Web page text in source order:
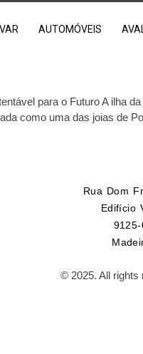
AUTOMÓVEIS
para o Futuro A ilha
como uma das joias de
Rua Dom
Edifício
© 2025. All rights